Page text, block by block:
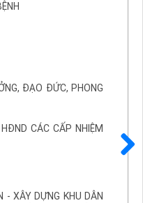
ĐẠO ĐỨC, PHONG
CÁC CẤP NHIỆM
- XÂY DỰNG KHU DÂN